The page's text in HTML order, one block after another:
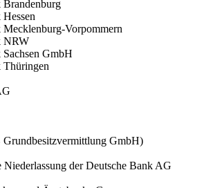
Brandenburg
Mecklenburg-Vorpommern
NRW
GmbH
Thüringen
GmbH)
der Deutsche Bank AG